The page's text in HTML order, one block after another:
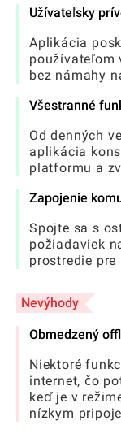
Užívateľsky
Aplikácia
používateľom
bez námahy
Všestranné
Od denných
aplikácia
platformu a
Zapojenie
Spojte sa s
požiadaviek
prostredie
Nevýhody
Obmedzený
Niektoré
internet, čo
keď je v
nízkym